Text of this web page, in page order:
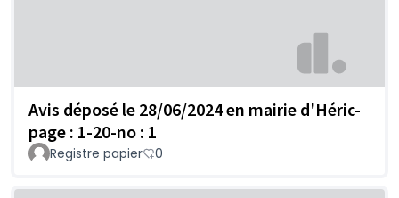
Avis déposé le 28/06/2024 en mairie d'Héric-
page : 1-20-no : 1
Registre papier 0